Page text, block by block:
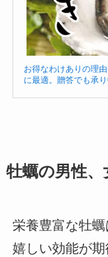
お得なわけありの理
に最適。贈答でも承
牡蠣の男性、
栄養豊富な牡
嬉しい効能が期